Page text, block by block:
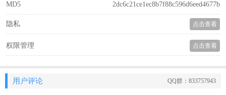
MD5 2dc6c21ce1ec8b7f88c596d6eed4677b
隐私 点击查看
权限管理 点击查看
用户评论 QQ群：833757943